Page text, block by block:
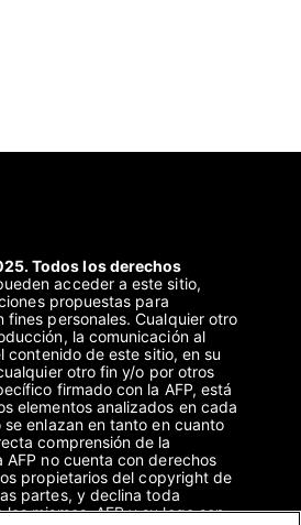
Todos los derechos
acceder a este sitio,
propuestas para
personales. Cualquier otro
la comunicación al
contenido de este sitio, en su
otro fin y/o por otros
firmado con la AFP, está
elementos analizados en cada
enlazan en tanto en cuanto
comprensión de la
no cuenta con derechos
propietarios del copyright de
partes, y declina toda
mismos. AFP y su logo son